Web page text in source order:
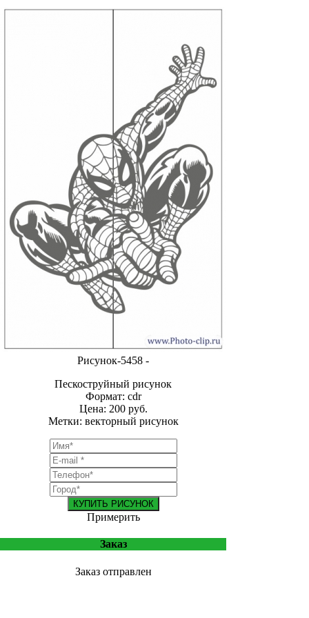
Рисунок-5458 -
Пескоструйный рисунок
Формат: cdr
Цена: 200 руб.
Метки: векторный рисунок
КУПИТЬ РИСУНОК
Примерить
Заказ
Заказ отправлен